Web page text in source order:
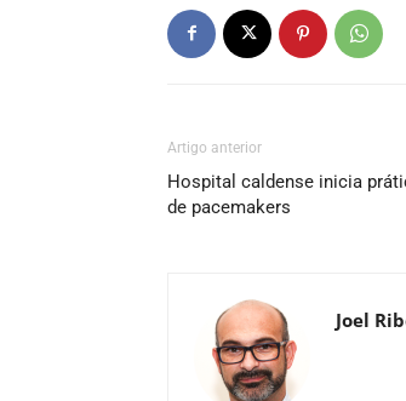
Artigo anterior
Hospital caldense inicia
de pacemakers
Joel